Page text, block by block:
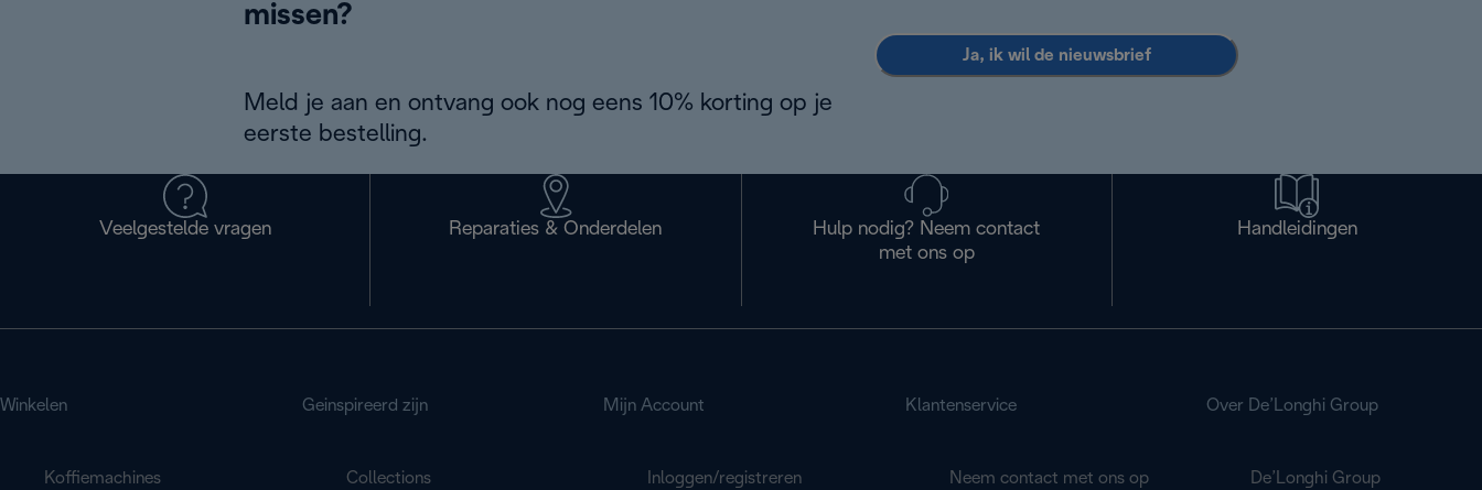
missen?
Meld je aan en ontvang ook nog eens 10% korting op je
eerste bestelling.
Ja, ik wil de nieuwsbrief
Veelgestelde vragen Reparaties & Onderdelen
Hulp nodig? Neem contact
met ons op
Handleidingen
Winkelen
Koffiemachines
Geinspireerd zijn
Collections
Mijn Account
Inloggen/registreren
Klantenservice
Neem contact met ons op
Over De’Longhi Group
De’Longhi Group